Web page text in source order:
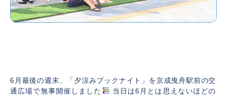
6月最後の週末、「夕涼みブックナイト」を京成曳舟駅前の交
通広場で無事開催しました
当日は6月とは思えないほどの